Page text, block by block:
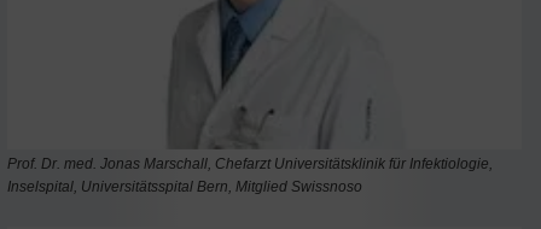
Prof. Dr. med. Jonas Marschall, Chefarzt Universitätsklinik für Infektiologie,
Inselspital, Universitätsspital Bern, Mitglied Swissnoso